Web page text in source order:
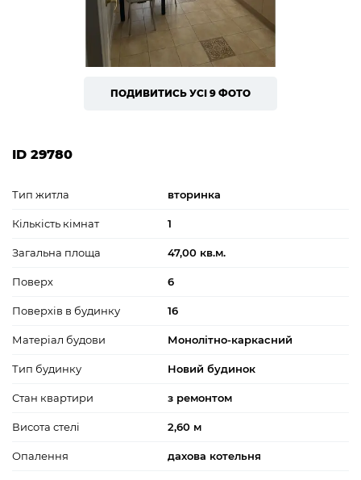
ПОДИВИТИСЬ УСІ 9 ФОТО
ID 29780
Тип житла вторинка
Кількість кімнат 1
Загальна площа 47,00 кв.м.
Поверх 6
Поверхів в будинку 16
Матеріал будови Монолітно-каркасний
Тип будинку Новий будинок
Стан квартири з ремонтом
Висота стелі 2,60 м
Опалення дахова котельня